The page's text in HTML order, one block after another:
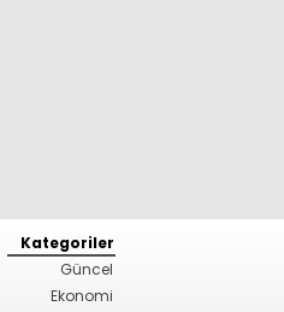
Kategoriler
Güncel
Ekonomi